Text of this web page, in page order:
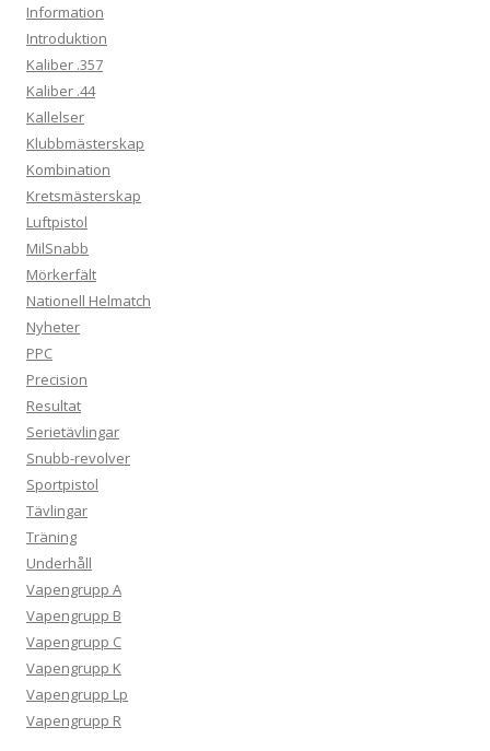
Information
Introduktion
Kaliber .357
Kaliber .44
Kallelser
Klubbmästerskap
Kombination
Kretsmästerskap
Luftpistol
MilSnabb
Mörkerfält
Nationell Helmatch
Nyheter
PPC
Precision
Resultat
Serietävlingar
Snubb-revolver
Sportpistol
Tävlingar
Träning
Underhåll
Vapengrupp A
Vapengrupp B
Vapengrupp C
Vapengrupp K
Vapengrupp Lp
Vapengrupp R